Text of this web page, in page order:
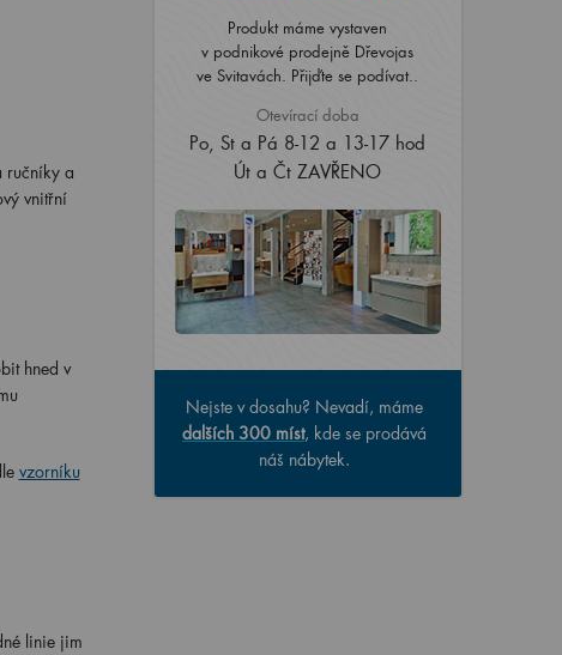
ručníky a
vnitřní
hned v
vzorníku
linie jim
Produkt máme vystaven
v podnikové prodejně Dřevojas
ve Svitavách. Přijďte se podívat..
Otevírací doba
Po, St a Pá 8-12 a 13-17 hod
Út a Čt ZAVŘENO
Nejste v dosahu? Nevadí, máme
dalších 300 míst, kde se prodává
náš nábytek.